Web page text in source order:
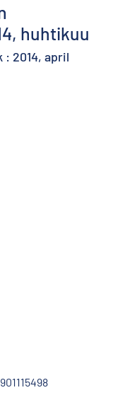
huhtikuu
2014, april